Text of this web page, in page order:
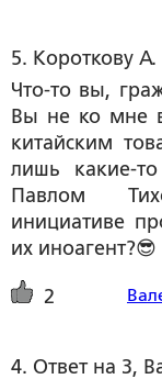
5. Короткову А.
Что-то вы,
Вы не ко мне
китайским
лишь какие-
Павлом
инициативе
их иноагент?😎
2
4. Ответ на 3,